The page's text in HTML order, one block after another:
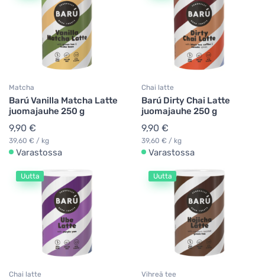
Matcha
Barú Vanilla Matcha Latte
juomajauhe 250 g
9,90 €
39,60 € / kg
Varastossa
Chai latte
Barú Dirty Chai Latte
juomajauhe 250 g
9,90 €
39,60 € / kg
Varastossa
Uutta
Chai latte
Uutta
Vihreä tee